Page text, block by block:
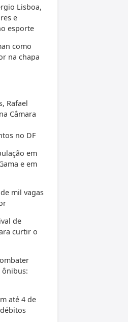
Lisboa,
e
esporte
como
na chapa
Rafael
Câmara
no DF
em
e em
mil vagas
de
curtir o
ônibus:
até 4 de